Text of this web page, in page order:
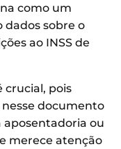
como um
sobre o
ao INSS de
crucial, pois
documento
ou
merece atenção